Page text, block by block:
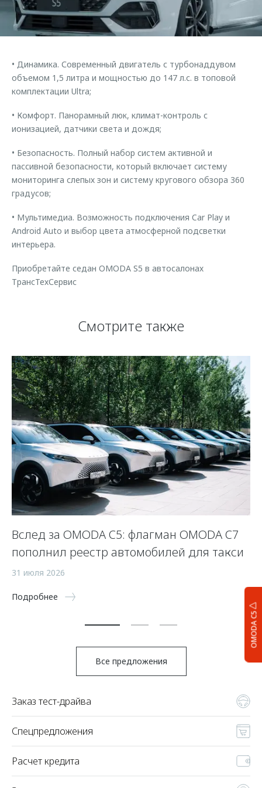
Страхование
Кредитный калькулятор
Одежда и сувениры
Оригинальные аксессуары
Трейд-ин
Калькулятор трейд-ин
Клиентская поддержка
O&J Автоклуб
Приложение O&J
Аксессуары
Одежда и сувениры
Оригинальные аксессуары
Запчасти
Обратная связь
OMODA C5
• Динамика. Современный двигатель с турбонаддувом
объемом 1,5 литра и мощностью до 147 л.с. в топовой
комплектации Ultra;
• Комфорт. Панорамный люк, климат-контроль с
ионизацией, датчики света и дождя;
• Безопасность. Полный набор систем активной и
пассивной безопасности, который включает систему
мониторинга слепых зон и систему кругового обзора 360
градусов;
• Мультимедиа. Возможность подключения Car Play и
Android Auto и выбор цвета атмосферной подсветки
интерьера.
Приобретайте седан OMODA S5 в автосалонах
ТрансТехСервис
Смотрите также
Вслед за OMODA C5: флагман OMODA C7
пополнил реестр автомобилей для такси
31 июля 2026
Подробнее
5
Все предложения
Заказ тест-драйва
Спецпредложения
Расчет кредита